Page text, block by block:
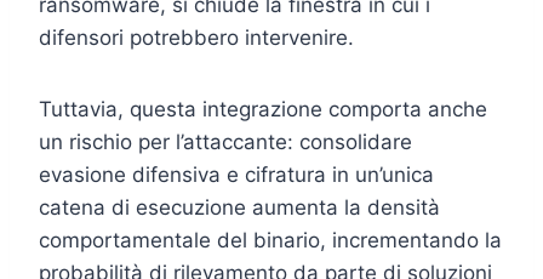
difensori potrebbero intervenire.
Tuttavia, questa integrazione comporta anche
un rischio per l’attaccante: consolidare
evasione difensiva e cifratura in un’unica
catena di esecuzione aumenta la densità
comportamentale del binario, incrementando la
probabilità di rilevamento da parte di soluzioni